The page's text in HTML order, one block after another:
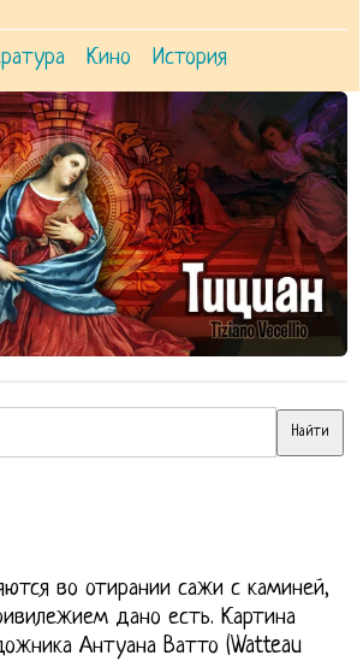
Кино История
во отирании сажи с каминей,
дано есть. Картина
Антуана Ватто (Watteau